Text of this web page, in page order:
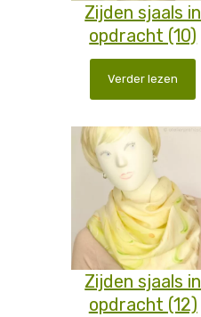
Zijden sjaals in
opdracht (10)
Verder lezen
Zijden sjaals in
opdracht (12)